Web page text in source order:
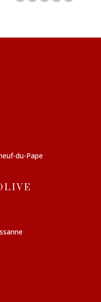
du-Pape